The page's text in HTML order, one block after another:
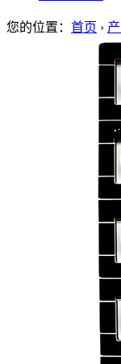
您的位置： 首页 ›